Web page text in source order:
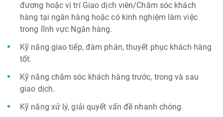
đương hoặc vị trí Giao dịch viên/Chăm sóc khách
hàng tại ngân hàng hoặc có kinh nghiệm làm việc
trong lĩnh vực Ngân hàng.
Kỹ năng giao tiếp, đàm phán, thuyết phục khách hàng
tốt.
Kỹ năng chăm sóc khách hàng trước, trong và sau
giao dịch.
Kỹ năng xử lý, giải quyết vấn đề nhanh chóng.